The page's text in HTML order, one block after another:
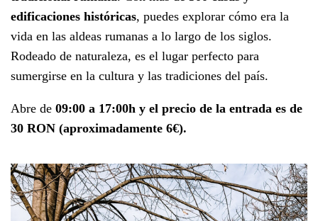
edificaciones históricas, puedes explorar cómo era la
vida en las aldeas rumanas a lo largo de los siglos.
Rodeado de naturaleza, es el lugar perfecto para
sumergirse en la cultura y las tradiciones del país.
Abre de 09:00 a 17:00h y el precio de la entrada es de
30 RON (aproximadamente 6€).